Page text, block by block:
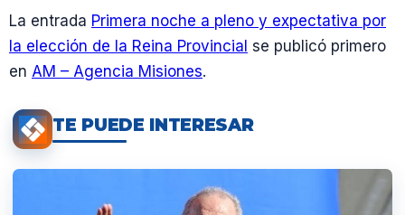
La entrada Primera noche a pleno y expectativa por
la elección de la Reina Provincial se publicó primero
en AM – Agencia Misiones.
TE PUEDE INTERESAR